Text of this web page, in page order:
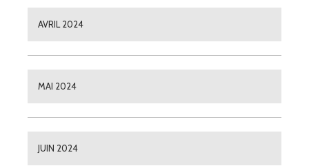
AVRIL 2024
MAI 2024
JUIN 2024